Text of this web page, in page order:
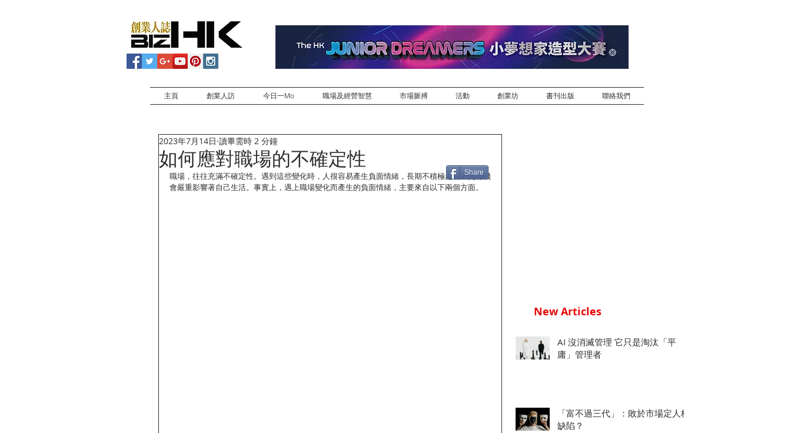
主頁 創業人訪 今日一Mo 職場及經營智慧 市場脈搏 活動 創業坊 書刊出版 聯絡我們
如何應對職場的不確定性
2023年7月14日 讀畢需時 2 分鐘
職場，往往充滿不確定性。遇到這些變化時，人很容易產生負面情緒，長期不積極處理，更有機
會嚴重影響著自己生活。事實上，遇上職場變化而產生的負面情緒，主要來自以下兩個方面。
Share
New Articles
AI 沒消滅管理 它只是淘汰「平
庸」管理者
「富不過三代」：敗於市場定人格
缺陷？